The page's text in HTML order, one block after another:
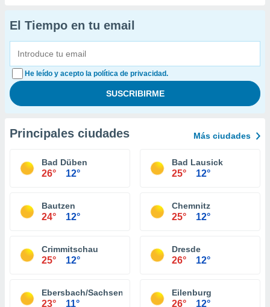
El Tiempo en tu email
He leído y acepto la política de privacidad.
Principales ciudades Más ciudades
Bad Düben
26° 12°
Bad Lausick
25° 12°
Bautzen
24° 12°
Chemnitz
25° 12°
Crimmitschau
25° 12°
Dresde
26° 12°
Ebersbach/Sachsen
23° 11°
Eilenburg
26° 12°